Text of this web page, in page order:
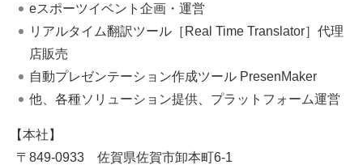
eスポーツイベント企画・運営
リアルタイム翻訳ツール［Real Time Translator］代理
店販売
自動プレゼンテーション作成ツール PresenMaker
他、各種ソリューション提供、プラットフォーム運営
本社
〒849-0933 佐賀県佐賀市卸本町6-1